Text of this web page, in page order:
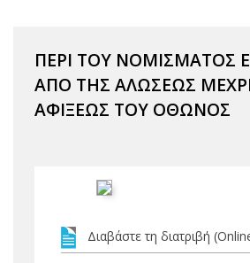
ΠΕΡΙ ΤΟΥ ΝΟΜΙΣΜΑΤΟΣ
ΑΠΟ ΤΗΣ ΑΛΩΣΕΩΣ
ΑΦΙΞΕΩΣ ΤΟΥ ΟΘΩΝΟΣ
Διαβάστε τη διατριβή